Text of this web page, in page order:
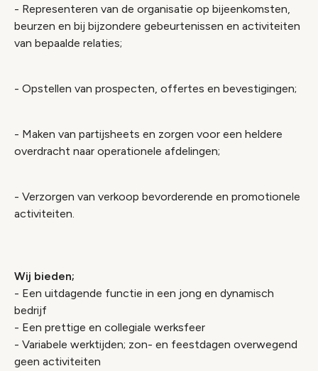
- Representeren van de organisatie op bijeenkomsten,
beurzen en bij bijzondere gebeurtenissen en activiteiten
van bepaalde relaties;
- Opstellen van prospecten, offertes en bevestigingen;
- Maken van partijsheets en zorgen voor een heldere
overdracht naar operationele afdelingen;
- Verzorgen van verkoop bevorderende en promotionele
activiteiten.
Wij bieden;
- Een uitdagende functie in een jong en dynamisch
bedrijf
- Een prettige en collegiale werksfeer
- Variabele werktijden; zon- en feestdagen overwegend
geen activiteiten